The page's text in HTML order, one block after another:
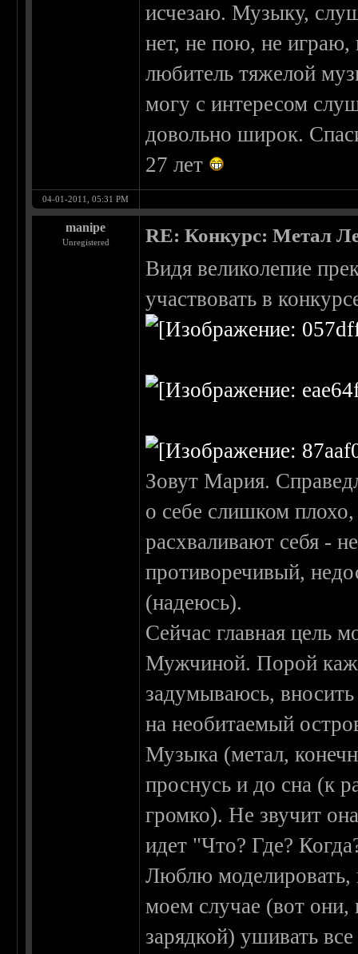
исчезаю. Музыку,
нет, не пою, не
любитель тяжелой
могу с интересом
довольно широк.
27 лет
04-01-2011, 05:31 PM
manipe
Unregistered RE: Конкурс: Метал
Видя великолепие
участвовать в
Зовут Мария.
о себе слишком плохо,
расхваливают себя -
противоречивый,
(надеюсь).
Сейчас главная цель
Мужчиной. Порой
задумываюсь, вносить
на необитаемый
Музыка (метал,
проснусь и до сна (к
громко). Не звучит
идет "Что? Где?
Люблю моделировать,
моем случае (вот
зарядкой) ушивать